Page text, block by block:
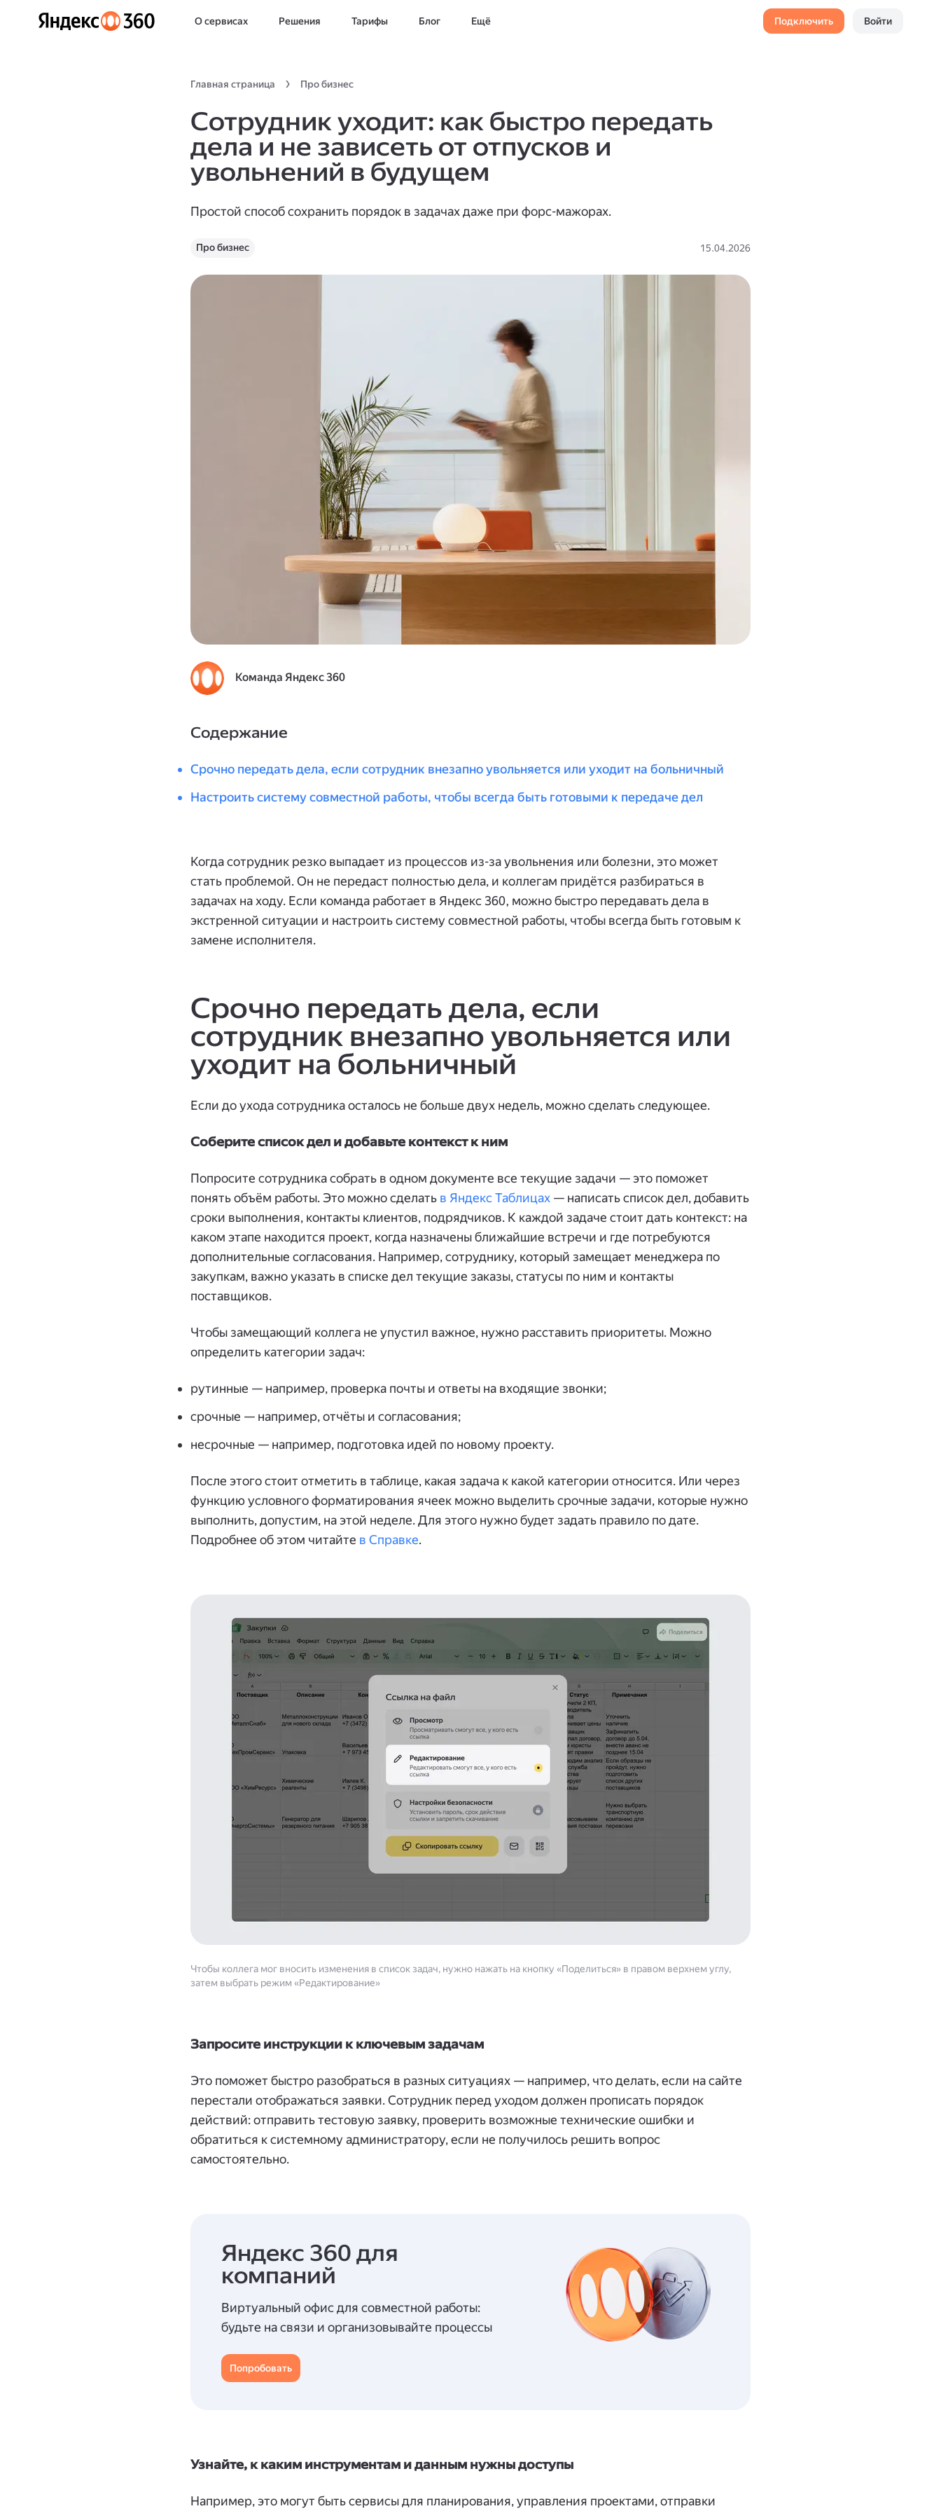
О сервисах Решения Тарифы Блог Ещё Подключить Войти
Главная страница Про бизнес
Сотрудник уходит: как быстро передать
дела и не зависеть от отпусков и
увольнений в будущем
Простой способ сохранить порядок в задачах даже при форс-мажорах.
Про бизнес 15.04.2026
Команда Яндекс 360
Содержание
Срочно передать дела, если сотрудник внезапно увольняется или уходит на больничный
Настроить систему совместной работы, чтобы всегда быть готовыми к передаче дел
Когда сотрудник резко выпадает из процессов из-за увольнения или болезни, это может
стать проблемой. Он не передаст полностью дела, и коллегам придётся разбираться в
задачах на ходу. Если команда работает в Яндекс 360, можно быстро передавать дела в
экстренной ситуации и настроить систему совместной работы, чтобы всегда быть готовым к
замене исполнителя.
Срочно передать дела, если
сотрудник внезапно увольняется или
уходит на больничный
Если до ухода сотрудника осталось не больше двух недель, можно сделать следующее.
Соберите список дел и добавьте контекст к ним
Попросите сотрудника собрать в одном документе все текущие задачи — это поможет
понять объём работы. Это можно сделать в Яндекс Таблицах — написать список дел, добавить
сроки выполнения, контакты клиентов, подрядчиков. К каждой задаче стоит дать контекст: на
каком этапе находится проект, когда назначены ближайшие встречи и где потребуются
дополнительные согласования. Например, сотруднику, который замещает менеджера по
закупкам, важно указать в списке дел текущие заказы, статусы по ним и контакты
поставщиков.
Чтобы замещающий коллега не упустил важное, нужно расставить приоритеты. Можно
определить категории задач:
рутинные — например, проверка почты и ответы на входящие звонки;
срочные — например, отчёты и согласования;
несрочные — например, подготовка идей по новому проекту.
После этого стоит отметить в таблице, какая задача к какой категории относится. Или через
функцию условного форматирования ячеек можно выделить срочные задачи, которые нужно
выполнить, допустим, на этой неделе. Для этого нужно будет задать правило по дате.
Подробнее об этом читайте в Справке.
Чтобы коллега мог вносить изменения в список задач, нужно нажать на кнопку «Поделиться» в правом верхнем углу,
затем выбрать режим «Редактирование»
Запросите инструкции к ключевым задачам
Это поможет быстро разобраться в разных ситуациях — например, что делать, если на сайте
перестали отображаться заявки. Сотрудник перед уходом должен прописать порядок
действий: отправить тестовую заявку, проверить возможные технические ошибки и
обратиться к системному администратору, если не получилось решить вопрос
самостоятельно.
Яндекс 360 для
компаний
Виртуальный офис для совместной работы:
будьте на связи и организовывайте процессы
Попробовать
Узнайте, к каким инструментам и данным нужны доступы
Например, это могут быть сервисы для планирования, управления проектами, отправки